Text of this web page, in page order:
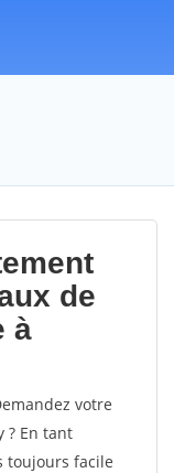
de
à
votre
? En tant
toujours facile